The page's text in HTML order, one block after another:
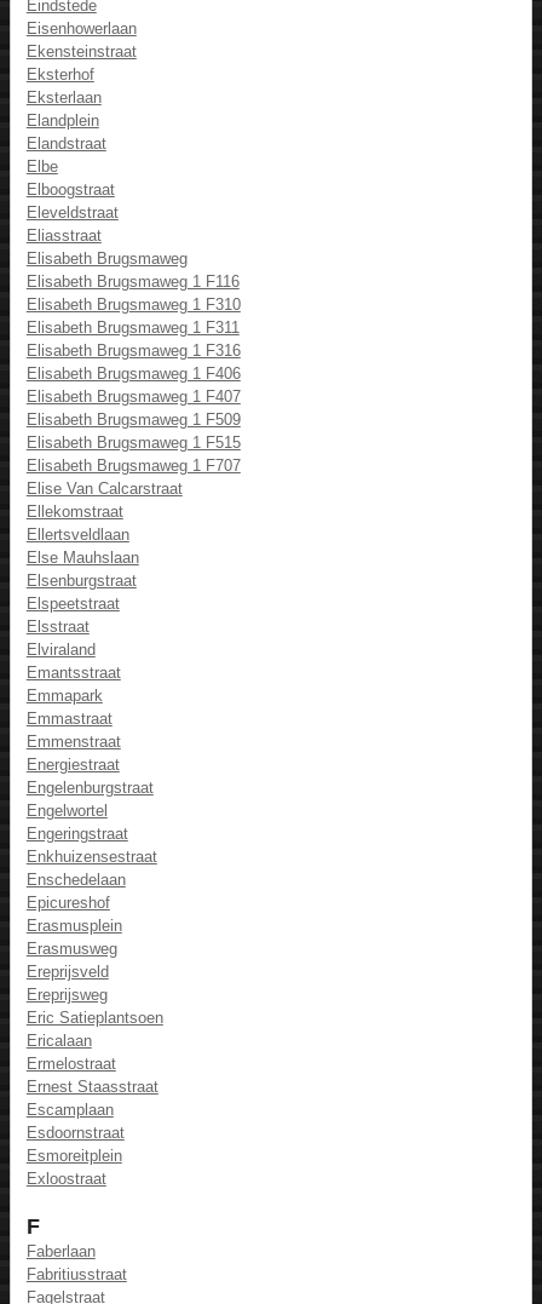
Eindstede
Eisenhowerlaan
Ekensteinstraat
Eksterhof
Eksterlaan
Elandplein
Elandstraat
Elbe
Elboogstraat
Eleveldstraat
Eliasstraat
Elisabeth Brugsmaweg
Elisabeth Brugsmaweg 1 F116
Elisabeth Brugsmaweg 1 F310
Elisabeth Brugsmaweg 1 F311
Elisabeth Brugsmaweg 1 F316
Elisabeth Brugsmaweg 1 F406
Elisabeth Brugsmaweg 1 F407
Elisabeth Brugsmaweg 1 F509
Elisabeth Brugsmaweg 1 F515
Elisabeth Brugsmaweg 1 F707
Elise Van Calcarstraat
Ellekomstraat
Ellertsveldlaan
Else Mauhslaan
Elsenburgstraat
Elspeetstraat
Elsstraat
Elviraland
Emantsstraat
Emmapark
Emmastraat
Emmenstraat
Energiestraat
Engelenburgstraat
Engelwortel
Engeringstraat
Enkhuizensestraat
Enschedelaan
Epicureshof
Erasmusplein
Erasmusweg
Ereprijsveld
Ereprijsweg
Eric Satieplantsoen
Ericalaan
Ermelostraat
Ernest Staasstraat
Escamplaan
Esdoornstraat
Esmoreitplein
Exloostraat
F
Faberlaan
Fabritiusstraat
Fagelstraat